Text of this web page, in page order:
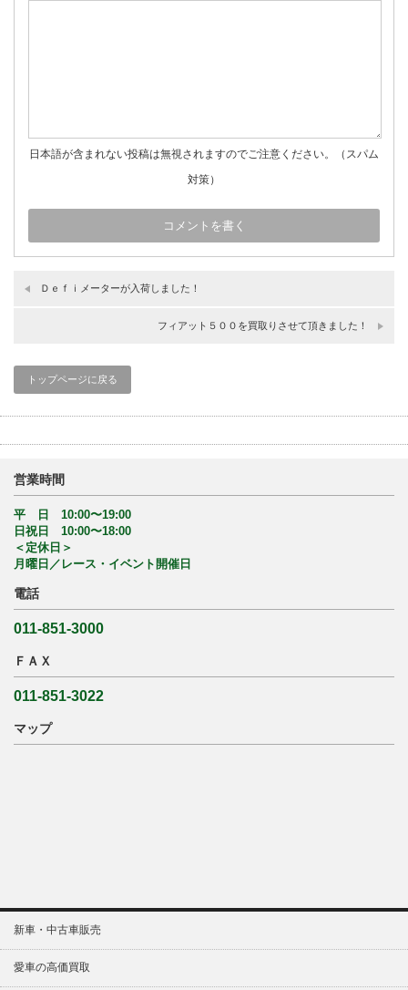
日本語が含まれない投稿は無視されますのでご注意ください。（スパム
対策）
Ｄｅｆｉメーターが入荷しました！
フィアット５００を買取りさせて頂きました！
トップページに戻る
営業時間
平 日 10:00〜19:00
日祝日 10:00〜18:00
＜定休日＞
月曜日／レース・イベント開催日
電話
011-851-3000
ＦＡＸ
011-851-3022
マップ
新車・中古車販売
愛車の高価買取